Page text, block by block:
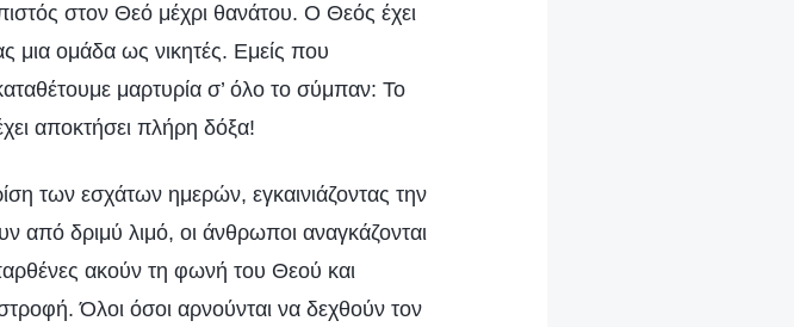
στον Θεό μέχρι θανάτου. Ο Θεός έχει
μια ομάδα ως νικητές. Εμείς που
μαρτυρία σ’ όλο το σύμπαν: Το
αποκτήσει πλήρη δόξα!
των εσχάτων ημερών, εγκαινιάζοντας την
από δριμύ λιμό, οι άνθρωποι αναγκάζονται
ακούν τη φωνή του Θεού και
Όλοι όσοι αρνούνται να δεχθούν τον